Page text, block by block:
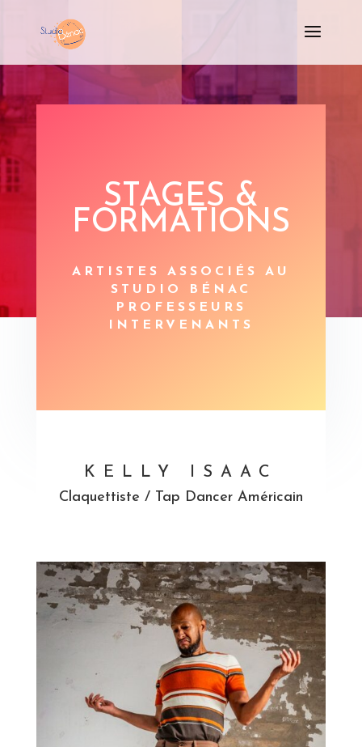
STAGES &
FORMATIONS
ARTISTES ASSOCIÉS AU
STUDIO BÉNAC
PROFESSEURS
INTERVENANTS
KELLY ISAAC
Claquettiste / Tap Dancer Américain